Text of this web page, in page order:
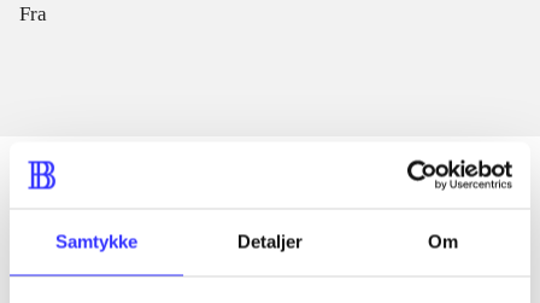
Samtykke Detaljer Om
Fra
Artikler